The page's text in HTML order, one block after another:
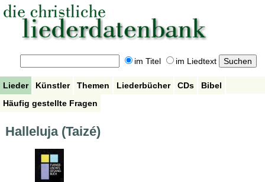
im Titel im Liedtext
Lieder Künstler Themen Liederbücher CDs
Bibel
Häufig gestellte Fragen
Halleluja (Taizé)